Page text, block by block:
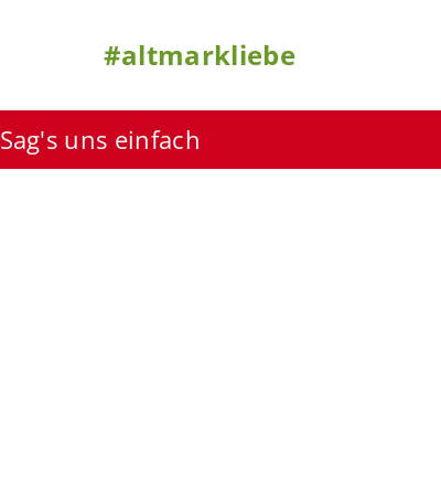
#altmarkliebe
Sag's uns einfach